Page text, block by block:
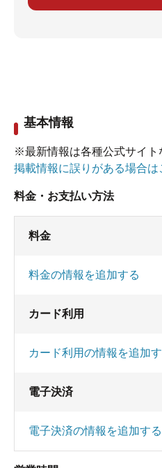
基本情報
※最新情報は各種公式サイト
掲載情報に誤りがある場合は
料金・お支払い方法
料金
料金の情報を追加する
カード利用
カード利用の情報を追加
電子決済
電子決済の情報を追加する